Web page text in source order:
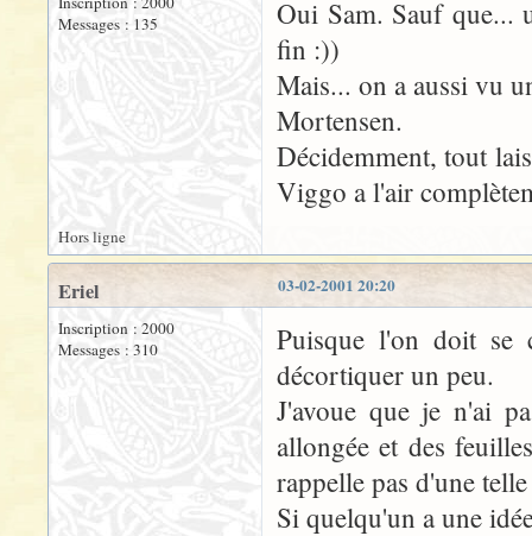
Messages : 135
Oui Sam. Sauf que...
fin :))
Mais... on a aussi vu
Mortensen.
Décidemment, tout
Viggo a l'air
Hors ligne
03-02-2001 20:20
Eriel
Inscription : 2000
Messages : 310
Puisque l'on doit se
décortiquer un peu.
J'avoue que je n'ai
allongée et des
rappelle pas d'une
Si quelqu'un a une